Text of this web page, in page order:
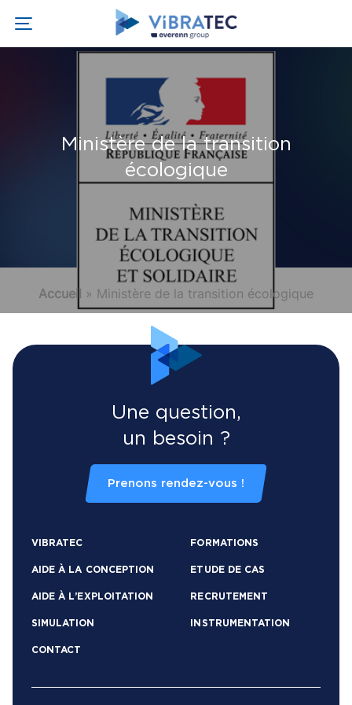
Ministère de la transition
écologique
Accueil » Ministère de la transition écologique
Une question,
un besoin ?
Prenons rendez-vous !
VIBRATEC FORMATIONS
AIDE À LA CONCEPTION ETUDE DE CAS
AIDE À L’EXPLOITATION RECRUTEMENT
SIMULATION INSTRUMENTATION
CONTACT